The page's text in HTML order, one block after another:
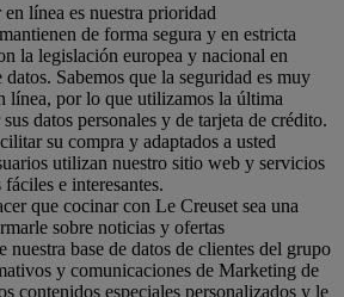
línea es nuestra prioridad
de forma segura y en estricta
la legislación europea y nacional en
Sabemos que la seguridad es muy
línea, por lo que utilizamos la última
datos personales y de tarjeta de crédito.
su compra y adaptados a usted
utilizan nuestro sitio web y servicios
e interesantes.
que cocinar con Le Creuset sea una
sobre noticias y ofertas
nuestra base de datos de clientes del grupo
y comunicaciones de Marketing de
contenidos especiales personalizados y le